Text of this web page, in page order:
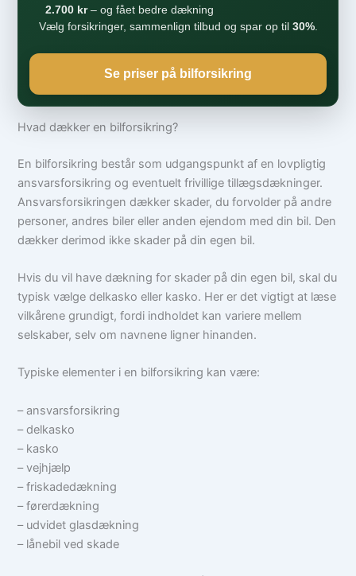
2.700 kr– og fået bedre dækning
Vælg forsikringer, sammenlign tilbud og spar op til 30%.
Se priser på bilforsikring
Hvad dækker en bilforsikring?
En bilforsikring består som udgangspunkt af en lovpligtig
ansvarsforsikring og eventuelt frivillige tillægsdækninger.
Ansvarsforsikringen dækker skader, du forvolder på andre
personer, andres biler eller anden ejendom med din bil. Den
dækker derimod ikke skader på din egen bil.
Hvis du vil have dækning for skader på din egen bil, skal du
typisk vælge delkasko eller kasko. Her er det vigtigt at læse
vilkårene grundigt, fordi indholdet kan variere mellem
selskaber, selv om navnene ligner hinanden.
Typiske elementer i en bilforsikring kan være:
– ansvarsforsikring
– delkasko
– kasko
– vejhjælp
– friskadedækning
– førerdækning
– udvidet glasdækning
– lånebil ved skade